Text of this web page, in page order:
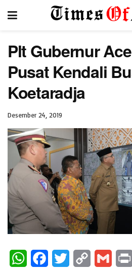
Plt Gubernur
Pusat Kendali
Koetaradja
Desember 24, 2019
W